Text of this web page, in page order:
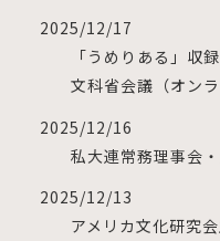
2025/12/17
「うめりある」収録
文科省会議（オンラ
2025/12/16
私大連常務理事会
2025/12/13
アメリカ文化研究